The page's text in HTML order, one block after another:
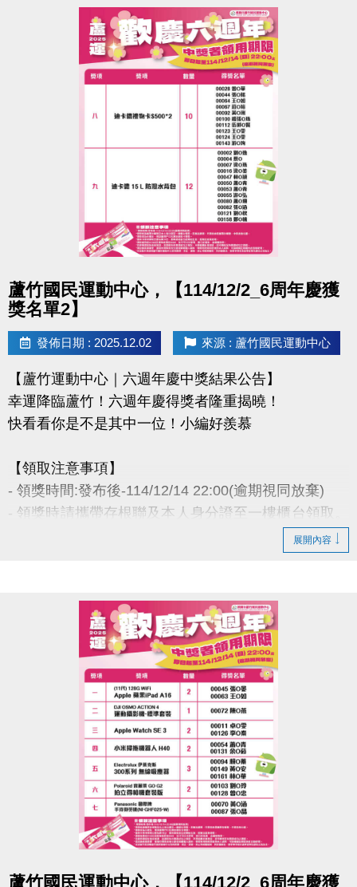
- 會員卡獎項領取日即為開卡日，會員資格當日起開始
生效，恕無法延後使用。
- 課程抵用金$1500及場地抵用金$500，皆不可分次使
- 若使用課程折抵金報課，該課程有未開課成功之情
況，不得退費折換現金，但可轉班至有開課成功之課
- 因活動核銷需要，會複印得獎者身分證或相關個人資
料，領獎則視同同意提供本人資料，可請櫃檯註明僅
供此活動使用。
- 本活動作業說明蘆竹國民運動中心保有解釋、修正、
調整、終止等相關權利，其詳細辦法、變更事項或未
盡事宜則以網站公告為主。
洽詢專線 : (03)263-9066 分機114、115
https://www.lzsports.com.tw/zh_TW/news/pageID/1/
FB : @桃園市蘆竹國民運動中心
IG : @luzhusports
蘆竹國民運動中心，【114/12/2_6周年慶獲
獎名單2】
發佈日期 : 2025.12.02 來源 : 蘆竹國民運動中心
【蘆竹運動中心｜六週年慶中獎結果公告】
幸運降臨蘆竹！六週年慶得獎者隆重揭曉！
快看看你是不是其中一位！小編好羨慕
【領取注意事項】
- 領獎時間:發布後-114/12/14 22:00(逾期視同放棄)
- 領獎時請攜帶存根聯及本人身分證至一樓櫃台領取。
若無法親領，代領者亦需攜帶存根聯、中獎者身分
- 會員卡獎項領取日即為開卡日，會員資格當日起開始
生效，恕無法延後使用。
- 課程抵用金$1500及場地抵用金$500，皆不可分次使
用，進行折抵後，由櫃檯收回。
- 若使用課程折抵金報課，該課程有未開課成功之情
況，不得退費折換現金，但可轉班至有開課成功之課
- 因活動核銷需要，會複印得獎者身分證或相關個人資
料，領獎則視同同意提供本人資料，可請櫃檯註明僅
供此活動使用。
- 本活動作業說明蘆竹國民運動中心保有解釋、修正、
調整、終止等相關權利，其詳細辦法、變更事項或未
展開內容
蘆竹國民運動中心，【114/12/2_6周年慶獲